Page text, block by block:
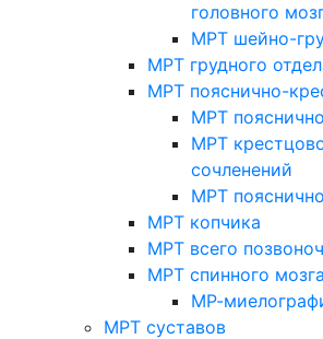
головного
МРТ шейно-
МРТ грудного
МРТ пояснично-
МРТ
МРТ
сочленений
МРТ
МРТ копчика
МРТ всего
МРТ спинного мозга
МР-
МРТ суставов